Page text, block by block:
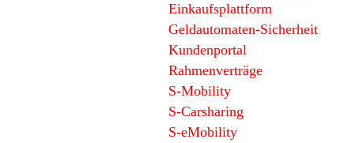
Einkaufsplattform
Geldautomaten-Sicherheit
Kundenportal
Rahmenverträge
S-Mobility
S-Carsharing
S-eMobility